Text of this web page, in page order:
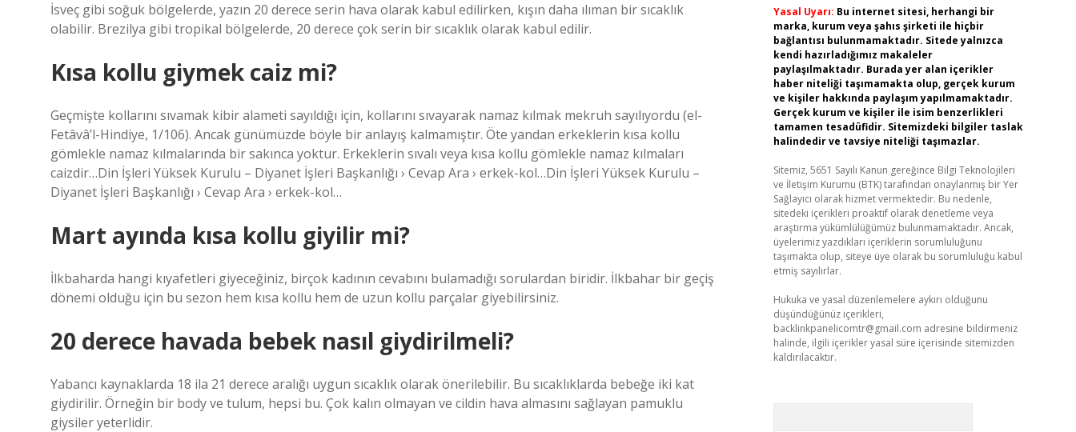
İsveç gibi soğuk bölgelerde, yazın 20 derece serin hava olarak kabul edilirken, kışın daha ılıman bir sıcaklık
olabilir. Brezilya gibi tropikal bölgelerde, 20 derece çok serin bir sıcaklık olarak kabul edilir.
Kısa kollu giymek caiz mi?
Geçmişte kollarını sıvamak kibir alameti sayıldığı için, kollarını sıvayarak namaz kılmak mekruh sayılıyordu (el-
Fetâvâ’l-Hindiye, 1/106). Ancak günümüzde böyle bir anlayış kalmamıştır. Öte yandan erkeklerin kısa kollu
gömlekle namaz kılmalarında bir sakınca yoktur. Erkeklerin sıvalı veya kısa kollu gömlekle namaz kılmaları
caizdir…Din İşleri Yüksek Kurulu – Diyanet İşleri Başkanlığı › Cevap Ara › erkek-kol…Din İşleri Yüksek Kurulu –
Diyanet İşleri Başkanlığı › Cevap Ara › erkek-kol…
Mart ayında kısa kollu giyilir mi?
İlkbaharda hangi kıyafetleri giyeceğiniz, birçok kadının cevabını bulamadığı sorulardan biridir. İlkbahar bir geçiş
dönemi olduğu için bu sezon hem kısa kollu hem de uzun kollu parçalar giyebilirsiniz.
20 derece havada bebek nasıl giydirilmeli?
Yabancı kaynaklarda 18 ila 21 derece aralığı uygun sıcaklık olarak önerilebilir. Bu sıcaklıklarda bebeğe iki kat
giydirilir. Örneğin bir body ve tulum, hepsi bu. Çok kalın olmayan ve cildin hava almasını sağlayan pamuklu
giysiler yeterlidir.
Yasal Uyarı: Bu internet sitesi, herhangi bir
marka, kurum veya şahıs şirketi ile hiçbir
bağlantısı bulunmamaktadır. Sitede yalnızca
kendi hazırladığımız makaleler
paylaşılmaktadır. Burada yer alan içerikler
haber niteliği taşımamakta olup, gerçek kurum
ve kişiler hakkında paylaşım yapılmamaktadır.
Gerçek kurum ve kişiler ile isim benzerlikleri
tamamen tesadüfidir. Sitemizdeki bilgiler taslak
halindedir ve tavsiye niteliği taşımazlar.
Sitemiz, 5651 Sayılı Kanun gereğince Bilgi Teknolojileri
ve İletişim Kurumu (BTK) tarafından onaylanmış bir Yer
Sağlayıcı olarak hizmet vermektedir. Bu nedenle,
sitedeki içerikleri proaktif olarak denetleme veya
araştırma yükümlülüğümüz bulunmamaktadır. Ancak,
üyelerimiz yazdıkları içeriklerin sorumluluğunu
taşımakta olup, siteye üye olarak bu sorumluluğu kabul
etmiş sayılırlar.
Hukuka ve yasal düzenlemelere aykırı olduğunu
düşündüğünüz içerikleri,
backlinkpanelicomtr@gmail.com adresine bildirmeniz
halinde, ilgili içerikler yasal süre içerisinde sitemizden
kaldırılacaktır.